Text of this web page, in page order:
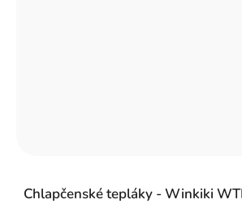
Chlapčenské tepláky - Winkiki